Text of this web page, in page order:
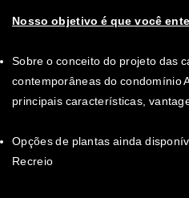
Nosso objetivo é que você
Sobre o conceito do projeto das
contemporâneas do condomínio
principais características,
Opções de plantas ainda
Recreio